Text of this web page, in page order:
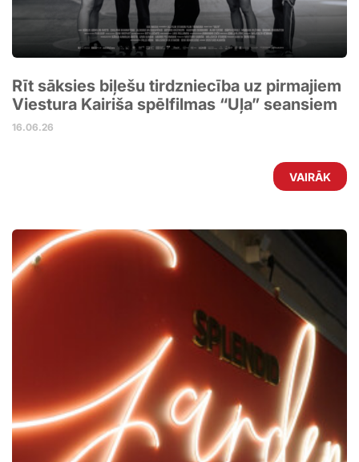
Rīt sāksies biļešu tirdzniecība uz pirmajiem
Viestura Kairiša spēlfilmas “Uļa” seansiem
16.06.26
VAIRĀK